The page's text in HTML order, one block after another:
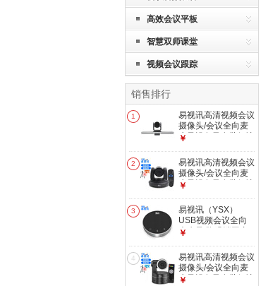
高效会议平板
智慧双师课堂
视频会议跟踪
销售排行
1
易视讯高清视频会议
摄像头/会议全向麦
克风设备及套装解决
平广角镜头 YSX-
4KC2
￥
2
易视讯高清视频会议
摄像头/会议全向麦
克风设备及套装解决
广角无畸变)尊享版
￥
3
易视讯（YSX）
USB视频会议全向
麦克风/降噪消回音
￥
4
易视讯高清视频会议
摄像头/会议全向麦
克风设备及套装解决
￥